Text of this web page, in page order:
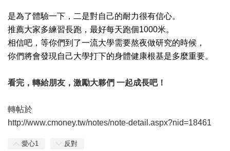
是為了體驗一下，二是對自己的耐力很有信心。
推薦大家多練習長跑，最好每天跑個1000米。
相信吧，等你們到了一流大學需要熬夜做研究的時候，
你們將會發現自己大學打下的身體健康根基是多麼重要。
看完，轉給朋友，激勵大夥們 一起成長吧！
轉帖於
http://www.cmoney.tw/notes/note-detail.aspx?nid=18461
愛心1 反對